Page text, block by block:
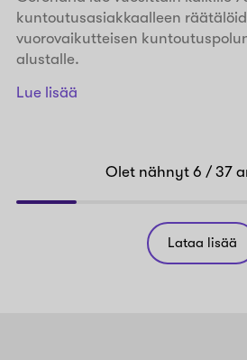
kuntoutusasiakkaalleen
vuorovaikutteisen
alustalle.
Lue lisää
Olet nähnyt 6 / 37
Lataa lisää